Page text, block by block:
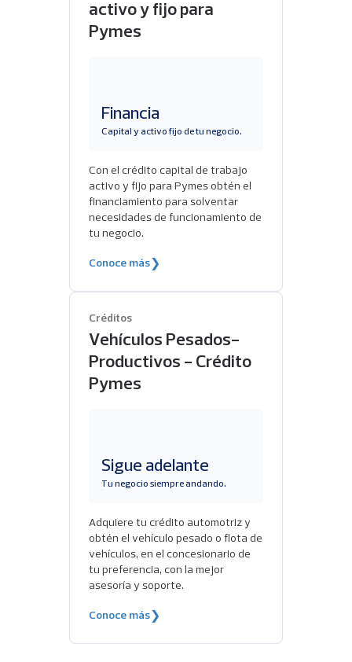
activo y fijo para
Pymes
Financia
Capital y activo fijo de tu negocio.
Con el crédito capital de trabajo
activo y fijo para Pymes obtén el
financiamiento para solventar
necesidades de funcionamiento de
tu negocio.
Conoce más ❯
Vehículos Pesados-
Productivos - Crédito
Pymes
Créditos
Sigue adelante
Tu negocio siempre andando.
Adquiere tu crédito automotriz y
obtén el vehículo pesado o flota de
vehículos, en el concesionario de
tu preferencia, con la mejor
asesoría y soporte.
Conoce más ❯